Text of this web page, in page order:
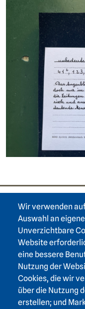
Wir verwenden
Auswahl an
Unverzichtbare
Website
eine bessere
Nutzung der
Cookies, die wir
über die Nutzung
erstellen; und
Footer
Footer
Heidelberger
Karlstraße 4
69117 Heidelberg